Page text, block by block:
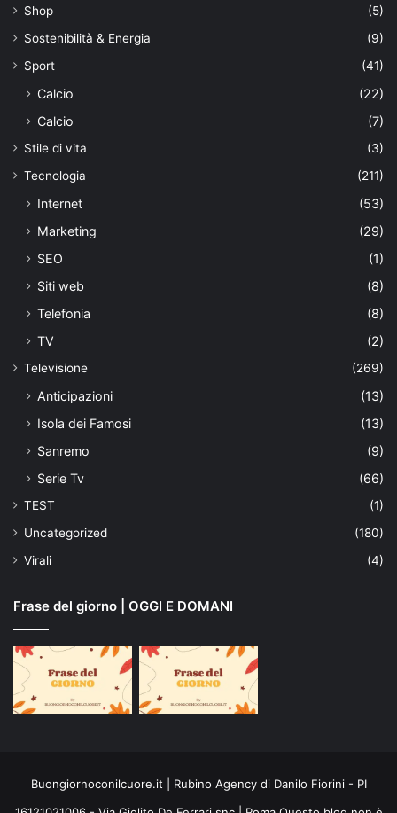
Shop
(5)
Sostenibilità & Energia
(9)
Sport
(41)
Calcio
(22)
Calcio
(7)
Stile di vita
(3)
Tecnologia
(211)
Internet
(53)
Marketing
(29)
SEO
(1)
Siti web
(8)
Telefonia
(8)
TV
(2)
Televisione (269)
Anticipazioni
(13)
Isola dei Famosi
(13)
Sanremo
(9)
Serie Tv
(66)
TEST
(1)
Uncategorized
(180)
Virali
(4)
Frase del giorno | OGGI E DOMANI
Buongiornoconilcuore.it | Rubino Agency di Danilo Fiorini - PI